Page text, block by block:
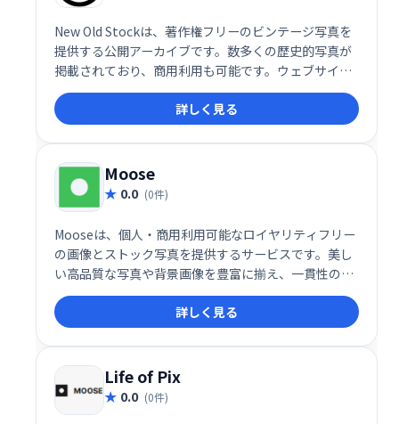
New Old Stockは、著作権フリーのビンテージ写真を
提供する公開アーカイブです。数多くの歴史的写真が
掲載されており、商用利用も可能です。ウェブサイト
から簡単に検索・ダウンロードでき、デザインや出版
物などに活用できます。高解像度の画像を豊富に揃え
ています。
詳しく見る
Moose
0.0 (0件)
Mooseは、個人・商用利用可能なロイヤリティフリー
の画像とストック写真を提供するサービスです。美し
い高品質な写真や背景画像を豊富に揃え、一貫性のあ
るビジュアルデザインを実現できます。 必要な画像を
簡単にダウンロードし、様々な用途にご活用くださ
い。
詳しく見る
Life of Pix
0.0 (0件)